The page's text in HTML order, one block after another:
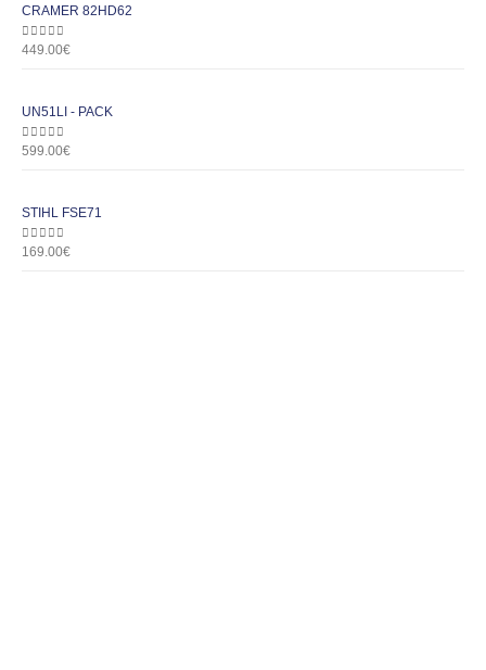
CRAMER 82HD62
0out of 5
449.00€
UN51LI - PACK
0out of 5
599.00€
STIHL FSE71
0out of 5
169.00€